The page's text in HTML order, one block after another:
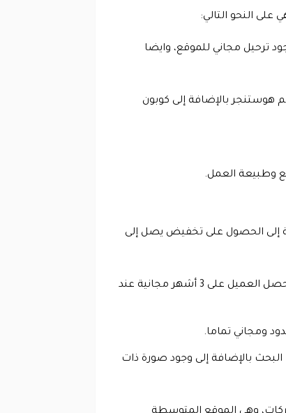
النحو التالي:
ترحيل مجاني للموقع، وايضا
إلى وجود كود خصم هوستنجر بالإضافة إلى كوبون
وطبيعة العمل.
ومن خلال 4 نقرات فقط بالإضافة إلى الحصول على تخفيض يصل إلى
هذا بالإضافة إلى الحصول على دومين مجاني ودعم كامل للعملاء مع وجود جميع مميزات التجارة الإلكترونية، وايضا يحصل العميل على 3 أشهر مجانية عند
بالإضافة إلى وجود صورة ذات